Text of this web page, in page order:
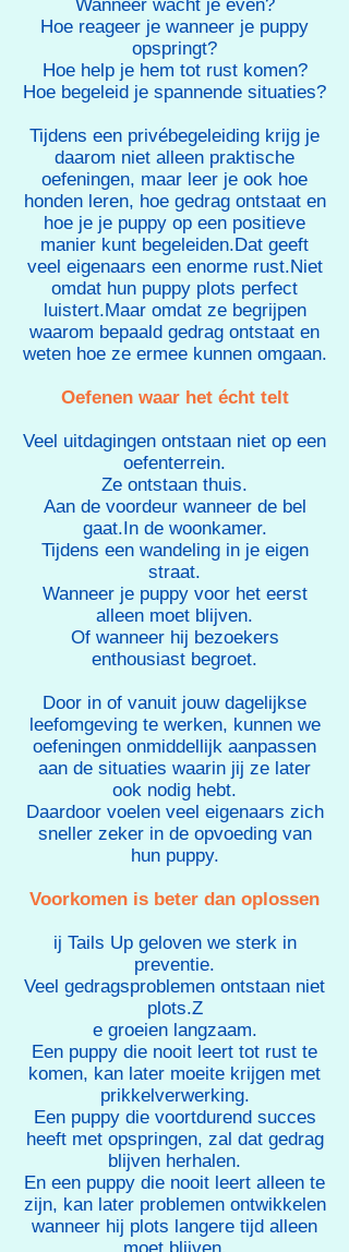
Wanneer wacht je even?
Hoe reageer je wanneer je puppy
opspringt?
Hoe help je hem tot rust komen?
Hoe begeleid je spannende situaties?
Tijdens een privébegeleiding krijg je
daarom niet alleen praktische
oefeningen, maar leer je ook hoe
honden leren, hoe gedrag ontstaat en
hoe je je puppy op een positieve
manier kunt begeleiden.Dat geeft
veel eigenaars een enorme rust.Niet
omdat hun puppy plots perfect
luistert.Maar omdat ze begrijpen
waarom bepaald gedrag ontstaat en
weten hoe ze ermee kunnen omgaan.​
Oefenen waar het écht telt
Veel uitdagingen ontstaan niet op een
oefenterrein.
Ze ontstaan thuis.
Aan de voordeur wanneer de bel
gaat.In de woonkamer.
Tijdens een wandeling in je eigen
straat.
Wanneer je puppy voor het eerst
alleen moet blijven.
Of wanneer hij bezoekers
enthousiast begroet.
Door in of vanuit jouw dagelijkse
leefomgeving te werken, kunnen we
oefeningen onmiddellijk aanpassen
aan de situaties waarin jij ze later
ook nodig hebt.
Daardoor voelen veel eigenaars zich
sneller zeker in de opvoeding van
hun puppy.​
Voorkomen is beter dan oplossen
ij Tails Up geloven we sterk in
preventie.
Veel gedragsproblemen ontstaan niet
plots.Z
e groeien langzaam.
Een puppy die nooit leert tot rust te
komen, kan later moeite krijgen met
prikkelverwerking.
Een puppy die voortdurend succes
heeft met opspringen, zal dat gedrag
blijven herhalen.
En een puppy die nooit leert alleen te
zijn, kan later problemen ontwikkelen
wanneer hij plots langere tijd alleen